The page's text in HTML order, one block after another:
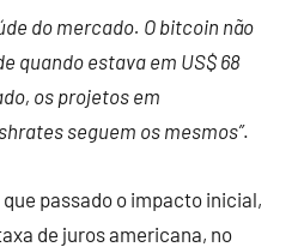
do mercado. O bitcoin não
quando estava em US$ 68
os projetos em
seguem os mesmos”.
passado o impacto inicial,
de juros americana, no